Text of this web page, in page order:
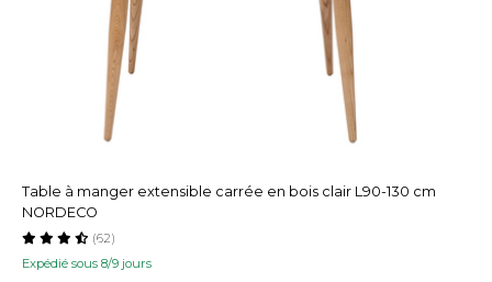
Table à manger extensible carrée en bois clair L90-130 cm
NORDECO
Expédié sous 8/9 jours
(62)